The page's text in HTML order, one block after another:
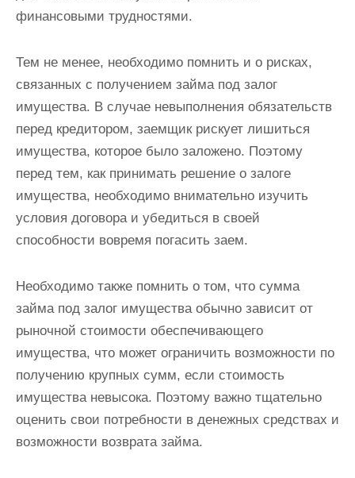
финансовыми трудностями.
Тем не менее, необходимо помнить и о рисках,
связанных с получением займа под залог
имущества. В случае невыполнения обязательств
перед кредитором, заемщик рискует лишиться
имущества, которое было заложено. Поэтому
перед тем, как принимать решение о залоге
имущества, необходимо внимательно изучить
условия договора и убедиться в своей
способности вовремя погасить заем.
Необходимо также помнить о том, что сумма
займа под залог имущества обычно зависит от
рыночной стоимости обеспечивающего
имущества, что может ограничить возможности по
получению крупных сумм, если стоимость
имущества невысока. Поэтому важно тщательно
оценить свои потребности в денежных средствах и
возможности возврата займа.